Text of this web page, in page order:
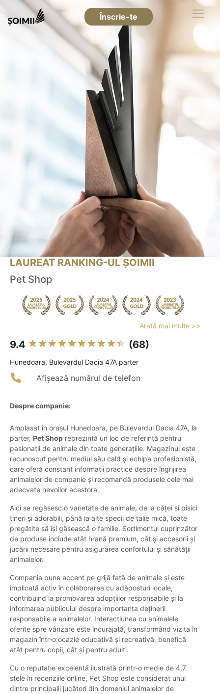
Înscrie-te
LAUREAT RANKING-UL ȘOIMII
Pet Shop
Arată mai multe >>
9.4 (68)
Hunedoara, Bulevardul Dacia 47A parter
Afișează numărul de telefon
Despre companie:
Amplasat în orașul Hunedoara, pe Bulevardul Dacia 47A, la
parter, Pet Shop reprezintă un loc de referință pentru
pasionații de animale din toate generațiile. Magazinul este
recunoscut pentru mediul său cald și echipa profesionistă,
care oferă constant informații practice despre îngrijirea
animalelor de companie și recomandă produsele cele mai
adecvate nevoilor acestora.
Aici se regăsesc o varietate de animale, de la căței și pisici
tineri și adorabili, până la alte specii de talie mică, toate
pregătite să își găsească o familie. Sortimentul cuprinzător
de produse include atât hrană premium, cât și accesorii și
jucării necesare pentru asigurarea confortului și sănătății
animalelor.
Compania pune accent pe grijă față de animale și este
implicată activ în colaborarea cu adăposturi locale,
contribuind la promovarea adopțiilor responsabile și la
informarea publicului despre importanța deținerii
responsabile a animalelor. Interacțiunea cu animalele
oferite spre vânzare este încurajată, transformând vizita în
magazin într-o ocazie educativă și recreativă, benefică
atât pentru copii, cât și pentru adulți.
Cu o reputație excelentă ilustrată printr-o medie de 4.7
stele în recenziile online, Pet Shop este considerat unul
dintre principalii jucători din domeniul animalelor de